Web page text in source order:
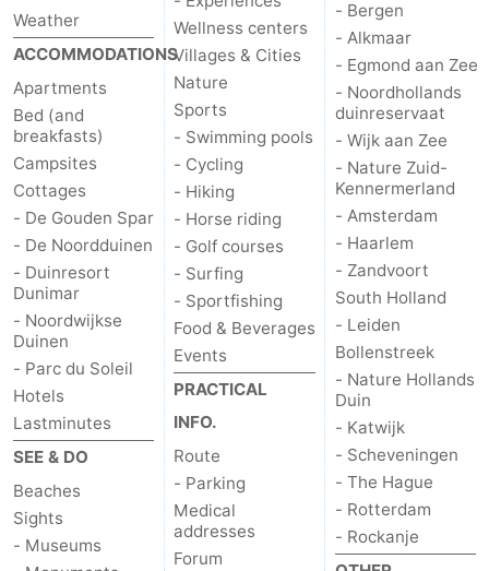
us
Weather
ACCOMMODATIONS
Apartments
Bed (and
breakfasts)
Campsites
Cottages
- De Gouden Spar
- De Noordduinen
- Duinresort
Dunimar
- Noordwijkse
Duinen
- Parc du Soleil
Hotels
Lastminutes
SEE & DO
Beaches
Sights
- Museums
Wellness centers
Villages & Cities
Nature
Sports
- Swimming pools
- Cycling
- Hiking
- Horse riding
- Golf courses
- Surfing
- Sportfishing
Food & Beverages
Events
PRACTICAL
INFO.
Route
- Parking
Medical
addresses
Forum
- Bergen
- Alkmaar
- Egmond aan Zee
- Noordhollands
duinreservaat
- Wijk aan Zee
- Nature Zuid-
Kennermerland
- Amsterdam
- Haarlem
- Zandvoort
South Holland
- Leiden
Bollenstreek
- Nature Hollands
Duin
- Katwijk
- Scheveningen
- The Hague
- Rotterdam
- Rockanje